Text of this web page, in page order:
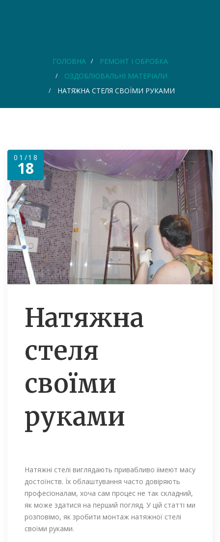
ГОЛОВНА
РЕМОНТ І ОБРОБКА
ОЗДОБЛЮВАЛЬНІ МАТЕРІАЛИ
НАТЯЖНА СТЕЛЯ СВОЇМИ РУКАМИ
01/18
18
Натяжна
стеля
своїми
руками
Натяжні стелі виглядають привабливо іімеют масу
достоїнств. Їх облаштування часто довіряють
професіоналам, хоча сам процес не так складний,
як може здатися на перший погляд. У цій статті ми
розповімо, як зробити монтаж натяжної стелі
своїми руками.